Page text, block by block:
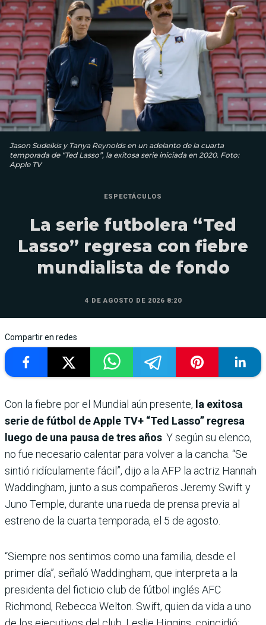
Jason Sudeikis y Tanya Reynolds en un adelanto de la cuarta
temporada de “Ted Lasso”, la exitosa serie iniciada en 2020. Foto:
Apple TV
ESPECTÁCULOS
La serie futbolera “Ted
Lasso” regresa con fiebre
mundialista de fondo
4 DE AGOSTO DE 2026 8:20
Compartir en redes
Con la fiebre por el Mundial aún presente, la exitosa
serie de fútbol de Apple TV+ “Ted Lasso” regresa
luego de una pausa de tres años. Y según su elenco,
no fue necesario calentar para volver a la cancha. “Se
sintió ridículamente fácil”, dijo a la AFP la actriz Hannah
Waddingham, junto a sus compañeros Jeremy Swift y
Juno Temple, durante una rueda de prensa previa al
estreno de la cuarta temporada, el 5 de agosto.
“Siempre nos sentimos como una familia, desde el
primer día”, señaló Waddingham, que interpreta a la
presidenta del ficticio club de fútbol inglés AFC
Richmond, Rebecca Welton. Swift, quien da vida a uno